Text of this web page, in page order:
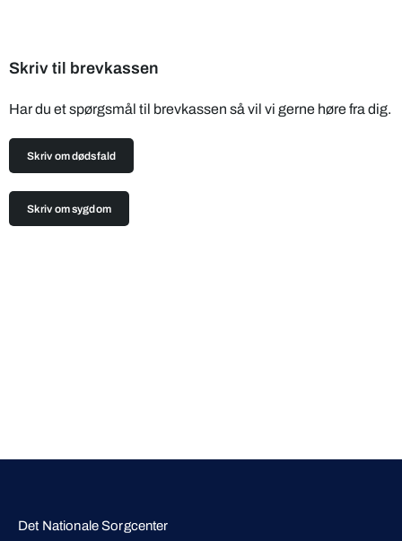
Skriv til brevkassen
Har du et spørgsmål til brevkassen så vil vi gerne høre fra dig.
Skriv om dødsfald
Skriv om sygdom
Det Nationale Sorgcenter